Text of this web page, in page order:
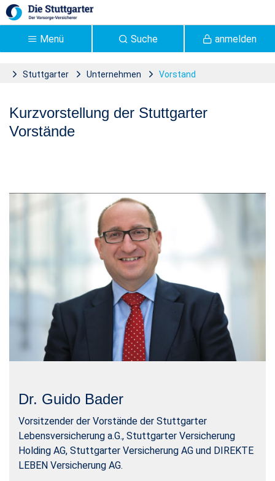
Zum Hauptinhalt springen
anmelden
Suche
Menü
Stuttgarter Unternehmen Vorstand
Versicherung - Stuttgarter
Kurzvorstellung der Stuttgarter
Vorstände
Dr. Guido Bader
Vorsitzender der Vorstände der Stuttgarter
Lebensversicherung a.G., Stuttgarter Versicherung
Holding AG, Stuttgarter Versicherung AG und DIREKTE
LEBEN Versicherung AG.